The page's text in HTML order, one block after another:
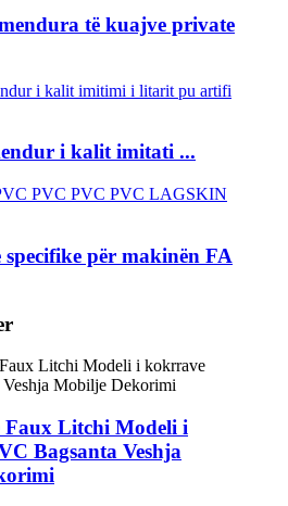
të kuajve private
i kalit imitati ...
për makinën FA
Faux Litchi Modeli i
Bagsanta Veshja